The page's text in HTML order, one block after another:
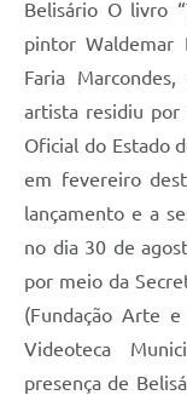
Belisário O livro
pintor Waldemar
Faria
artista residiu por
Oficial do Estado
em fevereiro
lançamento e a
no dia 30 de
por meio da
(Fundação Arte
Videoteca
presença de